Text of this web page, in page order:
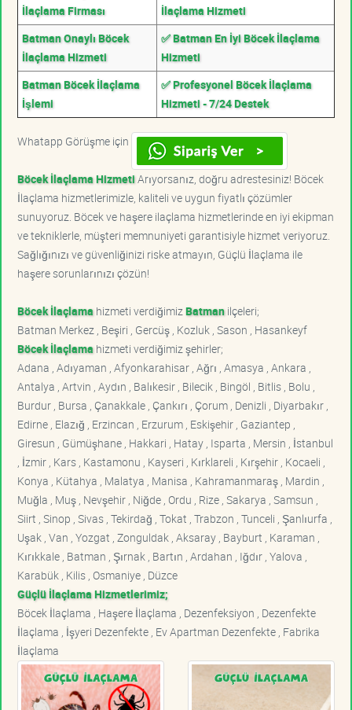
İlaçlama Firması
İlaçlama Hizmeti
Batman Onaylı Böcek
İlaçlama Hizmeti
✅ Batman En İyi Böcek İlaçlama
Hizmeti
Batman Böcek İlaçlama
İşlemi
✅ Profesyonel Böcek İlaçlama
Hizmeti - 7/24 Destek
Whatapp Görüşme için
Böcek İlaçlama HizmetiArıyorsanız, doğru adrestesiniz! Böcek
İlaçlama hizmetlerimizle, kaliteli ve uygun fiyatlı çözümler
sunuyoruz. Böcek ve haşere ilaçlama hizmetlerinde en iyi ekipman
ve tekniklerle, müşteri memnuniyeti garantisiyle hizmet veriyoruz.
Sağlığınızı ve güvenliğinizi riske atmayın, Güçlü İlaçlama ile
haşere sorunlarınızı çözün!
Böcek İlaçlama hizmeti verdiğimiz Batmanilçeleri;
Batman Merkez , Beşiri , Gercüş , Kozluk , Sason , Hasankeyf
Böcek İlaçlama hizmeti verdiğimiz şehirler;
Adana , Adıyaman , Afyonkarahisar , Ağrı , Amasya , Ankara ,
Antalya , Artvin , Aydın , Balıkesir , Bilecik , Bingöl , Bitlis , Bolu ,
Burdur , Bursa , Çanakkale , Çankırı , Çorum , Denizli , Diyarbakır ,
Edirne , Elazığ , Erzincan , Erzurum , Eskişehir , Gaziantep ,
Giresun , Gümüşhane , Hakkari , Hatay , Isparta , Mersin , İstanbul
, İzmir , Kars , Kastamonu , Kayseri , Kırklareli , Kırşehir , Kocaeli ,
Konya , Kütahya , Malatya , Manisa , Kahramanmaraş , Mardin ,
Muğla , Muş , Nevşehir , Niğde , Ordu , Rize , Sakarya , Samsun ,
Siirt , Sinop , Sivas , Tekirdağ , Tokat , Trabzon , Tunceli , Şanlıurfa ,
Uşak , Van , Yozgat , Zonguldak , Aksaray , Bayburt , Karaman ,
Kırıkkale , Batman , Şırnak , Bartın , Ardahan , Iğdır , Yalova ,
Karabük , Kilis , Osmaniye , Düzce
Güçlü İlaçlama Hizmetlerimiz;
Böcek İlaçlama , Haşere İlaçlama , Dezenfeksiyon , Dezenfekte
İlaçlama , İşyeri Dezenfekte , Ev Apartman Dezenfekte , Fabrika
İlaçlama